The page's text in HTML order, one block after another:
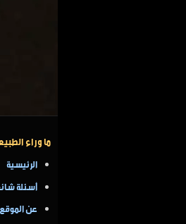
ما وراء
الرئيسية
أسئلة
عن الموقع